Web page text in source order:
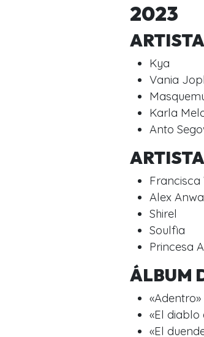
2023
Kya
Vania
Karla
Anto
Francisca
Alex
Shirel
Soulfìa
Princesa
ÁLBUM
«El diablo
«El